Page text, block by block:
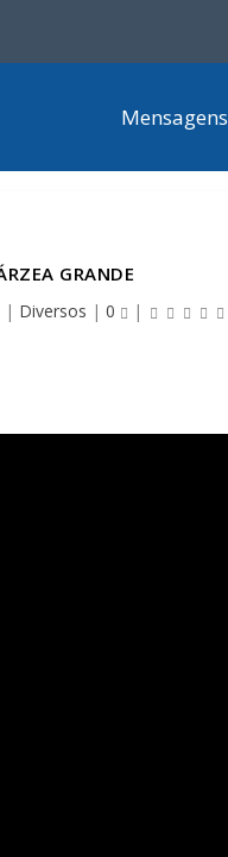
Mensagens
GRANDE
| Diversos |0 |